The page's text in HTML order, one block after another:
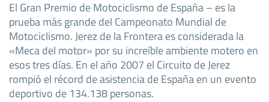
El Gran Premio de Motociclismo de España – es la
prueba más grande del Campeonato Mundial de
Motociclismo. Jerez de la Frontera es considerada la
«Meca del motor» por su increíble ambiente motero en
esos tres días. En el año 2007 el Circuito de Jerez
rompió el récord de asistencia de España en un evento
deportivo de 134.138 personas.